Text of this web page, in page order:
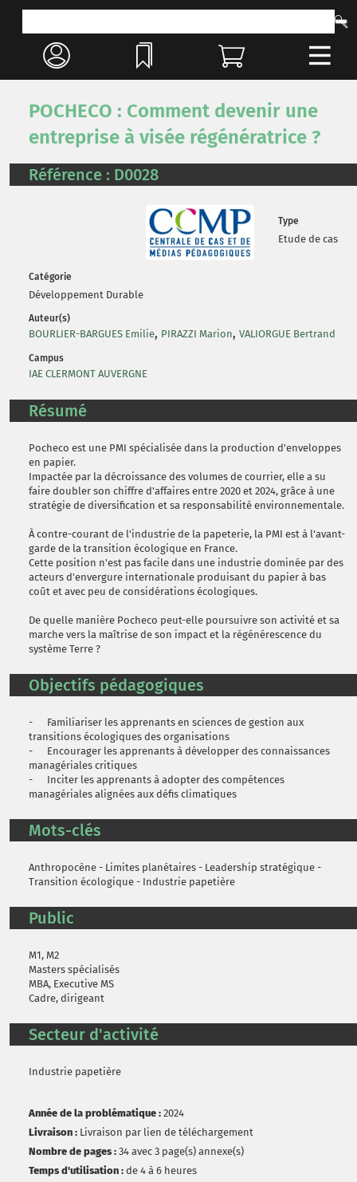
POCHECO : Comment devenir une
entreprise à visée régénératrice ?
Référence : D0028
Type
Etude de cas
Catégorie
Développement Durable
Auteur(s)
BOURLIER-BARGUES Emilie, PIRAZZI Marion, VALIORGUE Bertrand
Campus
IAE CLERMONT AUVERGNE
Résumé
Pocheco est une PMI spécialisée dans la production d'enveloppes
en papier.
Impactée par la décroissance des volumes de courrier, elle a su
faire doubler son chiffre d'affaires entre 2020 et 2024, grâce à une
stratégie de diversification et sa responsabilité environnementale.
À contre-courant de l'industrie de la papeterie, la PMI est à l'avant-
garde de la transition écologique en France.
Cette position n'est pas facile dans une industrie dominée par des
acteurs d'envergure internationale produisant du papier à bas
coût et avec peu de considérations écologiques.
De quelle manière Pocheco peut-elle poursuivre son activité et sa
marche vers la maîtrise de son impact et la régénérescence du
système Terre ?
Objectifs pédagogiques
- Familiariser les apprenants en sciences de gestion aux
transitions écologiques des organisations
- Encourager les apprenants à développer des connaissances
managériales critiques
- Inciter les apprenants à adopter des compétences
managériales alignées aux défis climatiques
Mots-clés
Anthropocène - Limites planétaires - Leadership stratégique -
Transition écologique - Industrie papetière
Public
M1, M2
Masters spécialisés
MBA, Executive MS
Cadre, dirigeant
Secteur d'activité
Industrie papetière
Année de la problématique : 2024
Livraison : Livraison par lien de téléchargement
Nombre de pages : 34 avec 3 page(s) annexe(s)
Temps d'utilisation : de 4 à 6 heures